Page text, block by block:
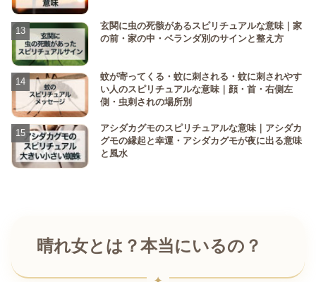
玄関に虫の死骸があるスピリチュアルな意味｜家
の前・家の中・ベランダ別のサインと整え方
蚊が寄ってくる・蚊に刺される・蚊に刺されやす
い人のスピリチュアルな意味｜顔・首・右側左
側・虫刺されの場所別
アシダカグモのスピリチュアルな意味｜アシダカ
グモの縁起と幸運・アシダカグモが夜に出る意味
と風水
晴れ女とは？本当にいるの？